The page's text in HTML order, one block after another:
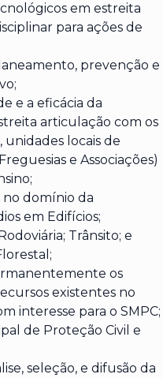
em estreita
para ações de
prevenção e
e a eficácia da
articulação com os
locais de
e Associações)
no domínio da
em Edifícios;
Trânsito; e
os
existentes no
interesse para o SMPC;
de Proteção Civil e
seleção, e difusão da